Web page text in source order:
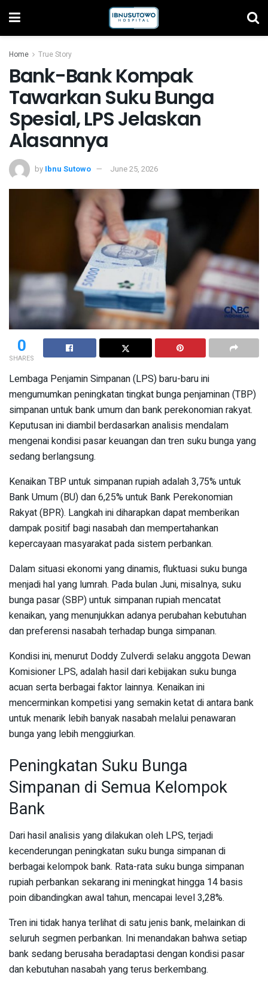
Home True Story
Bank-Bank Kompak
Tawarkan Suku Bunga
Spesial, LPS Jelaskan
Alasannya
by Ibnu Sutowo June 25, 2026
0
SHARES
Lembaga Penjamin Simpanan (LPS) baru-baru ini
mengumumkan peningkatan tingkat bunga penjaminan (TBP)
simpanan untuk bank umum dan bank perekonomian rakyat.
Keputusan ini diambil berdasarkan analisis mendalam
mengenai kondisi pasar keuangan dan tren suku bunga yang
sedang berlangsung.
Kenaikan TBP untuk simpanan rupiah adalah 3,75% untuk
Bank Umum (BU) dan 6,25% untuk Bank Perekonomian
Rakyat (BPR). Langkah ini diharapkan dapat memberikan
dampak positif bagi nasabah dan mempertahankan
kepercayaan masyarakat pada sistem perbankan.
Dalam situasi ekonomi yang dinamis, fluktuasi suku bunga
menjadi hal yang lumrah. Pada bulan Juni, misalnya, suku
bunga pasar (SBP) untuk simpanan rupiah mencatat
kenaikan, yang menunjukkan adanya perubahan kebutuhan
dan preferensi nasabah terhadap bunga simpanan.
Kondisi ini, menurut Doddy Zulverdi selaku anggota Dewan
Komisioner LPS, adalah hasil dari kebijakan suku bunga
acuan serta berbagai faktor lainnya. Kenaikan ini
mencerminkan kompetisi yang semakin ketat di antara bank
untuk menarik lebih banyak nasabah melalui penawaran
bunga yang lebih menggiurkan.
Peningkatan Suku Bunga
Simpanan di Semua Kelompok
Bank
Dari hasil analisis yang dilakukan oleh LPS, terjadi
kecenderungan peningkatan suku bunga simpanan di
berbagai kelompok bank. Rata-rata suku bunga simpanan
rupiah perbankan sekarang ini meningkat hingga 14 basis
poin dibandingkan awal tahun, mencapai level 3,28%.
Tren ini tidak hanya terlihat di satu jenis bank, melainkan di
seluruh segmen perbankan. Ini menandakan bahwa setiap
bank sedang berusaha beradaptasi dengan kondisi pasar
dan kebutuhan nasabah yang terus berkembang.